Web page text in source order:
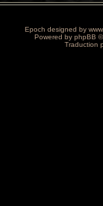
Epoch designed by
Powered by phpBB
Traduction